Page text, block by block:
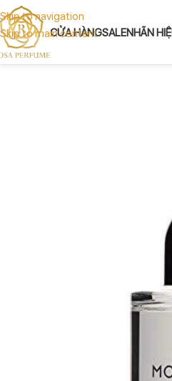
Skip to navigation
Skip to main content
CỬA HÀNGSALENHÃN